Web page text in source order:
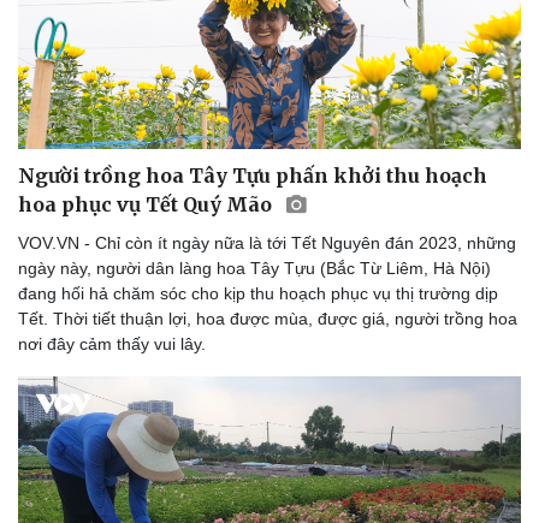
Thể thao
Bóng đá
Ô tô - Xe máy
Ô tô
Người trồng hoa Tây Tựu phấn khởi thu hoạch
hoa phục vụ Tết Quý Mão
VOV.VN - Chỉ còn ít ngày nữa là tới Tết Nguyên đán 2023, những
ngày này, người dân làng hoa Tây Tựu (Bắc Từ Liêm, Hà Nội)
đang hối hả chăm sóc cho kịp thu hoạch phục vụ thị trường dịp
Tết. Thời tiết thuận lợi, hoa được mùa, được giá, người trồng hoa
nơi đây cảm thấy vui lây.